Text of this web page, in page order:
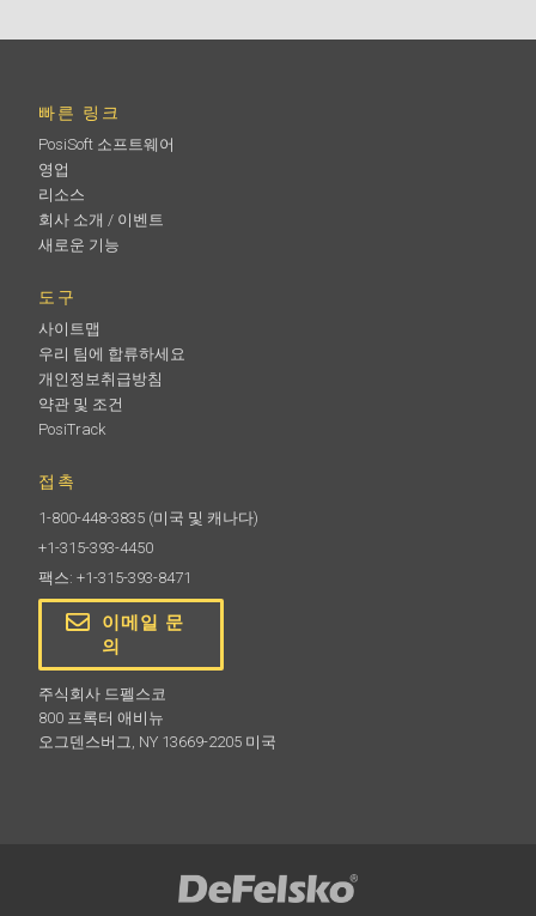
빠른 링크
PosiSoft 소프트웨어
영업
리소스
회사 소개 / 이벤트
새로운 기능
도구
사이트맵
우리 팀에 합류하세요
개인정보취급방침
약관 및 조건
PosiTrack
접촉
1-800-448-3835 (미국 및 캐나다)
+1-315-393-4450
팩스: +1-315-393-8471
이메일 문
의
주식회사 드펠스코
800 프록터 애비뉴
오그덴스버그, NY 13669-2205 미국